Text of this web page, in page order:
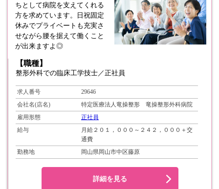
ちとして病院を支えてくれる
方を求めています。日祝固定
休みでプライベートも充実さ
せながら腰を据えて働くこと
が出来ますよ◎
【職種】
整形外科での臨床工学技士／正社員
求人番号
29646
会社名(店名)
特定医療法人竜操整形 竜操整形外科病院
雇用形態
正社員
給与
月給２０１，０００～２４２，０００＋交
通費
勤務地
岡山県岡山市中区藤原
詳細を見る